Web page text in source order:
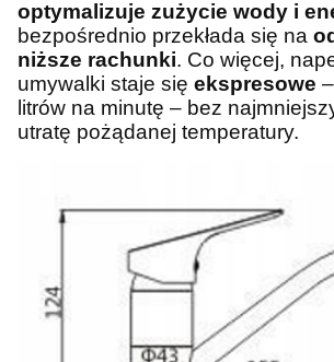
optymalizuje zużycie wody i
bezpośrednio przekłada się na
niższe rachunki. Co więcej,
umywalki staje się ekspresowe
litrów na minutę – bez
utratę pożądanej temperatury.